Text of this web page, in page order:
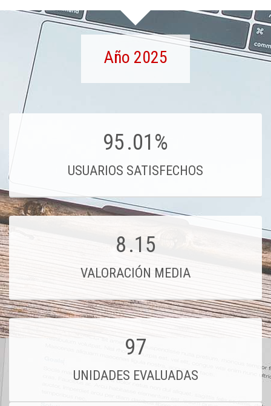
Año 2025
95.01%
USUARIOS SATISFECHOS
8.15
VALORACIÓN MEDIA
97
UNIDADES EVALUADAS